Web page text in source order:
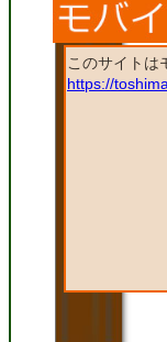
このサイトは
https://